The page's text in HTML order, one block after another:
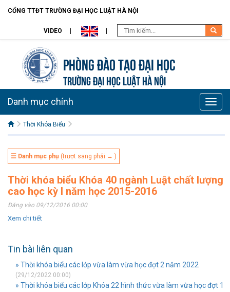
CỔNG TTĐT TRƯỜNG ĐẠI HỌC LUẬT HÀ NỘI
VIDEO
Phòng Đào Tạo đại học
TRƯỜNG ĐẠI HỌC LUẬT HÀ NỘI
Toggle
Danh mục chính
Thời Khóa Biểu
☰ Danh mục phụ (trượt sang phải → )
Thời khóa biểu Khóa 40 ngành Luật chất lượng
cao học kỳ I năm học 2015-2016
Đăng vào 09/12/2016 00:00
Xem chi tiết
Tin bài liên quan
» Thời khóa biểu các lớp vừa làm vừa học đợt 2 năm 2022
(29/12/2022 00:00)
» Thời khóa biểu các lớp Khóa 22 hình thức vừa làm vừa học đợt 1